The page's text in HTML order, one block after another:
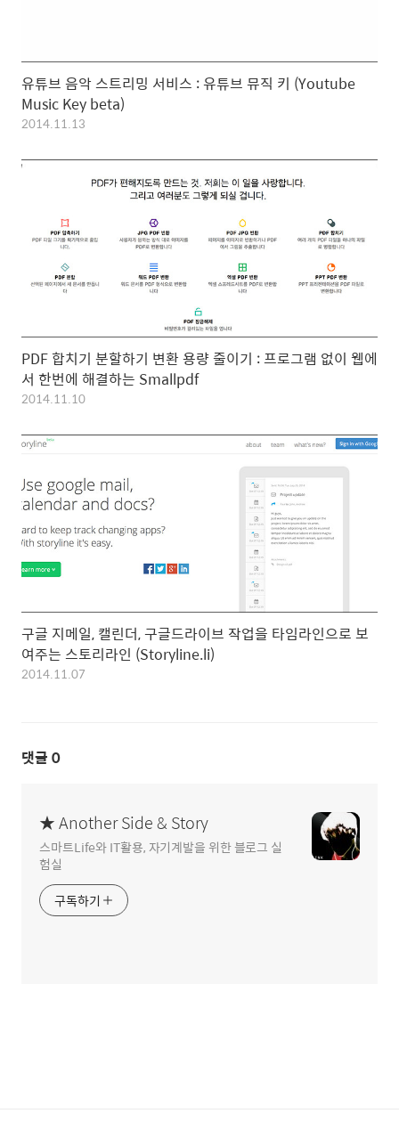
유튜브 음악 스트리밍 서비스 : 유튜브 뮤직 키 (Youtube
Music Key beta)
2014.11.13
PDF 합치기 분할하기 변환 용량 줄이기 : 프로그램 없이 웹에
서 한번에 해결하는 Smallpdf
2014.11.10
구글 지메일, 캘린더, 구글드라이브 작업을 타임라인으로 보
여주는 스토리라인 (Storyline.li)
2014.11.07
댓글 0
★ Another Side & Story
스마트Life와 IT활용, 자기계발을 위한 블로그 실
험실
구독하기